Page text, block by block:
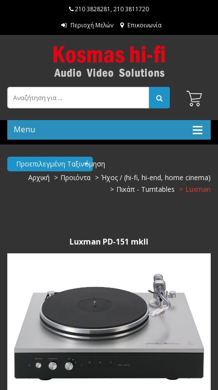
210 3828281 ,210 3811720
Περιοχή Μελών
Επικοινωνία
Menu
Προεπιλεγμένη Ταξινόμηση
Αρχική
Προιόντα
Ήχος / (hi-fi, hi-end, home cinema)
Πικάπ - Turntables
Luxman
Luxman PD-151 mkII